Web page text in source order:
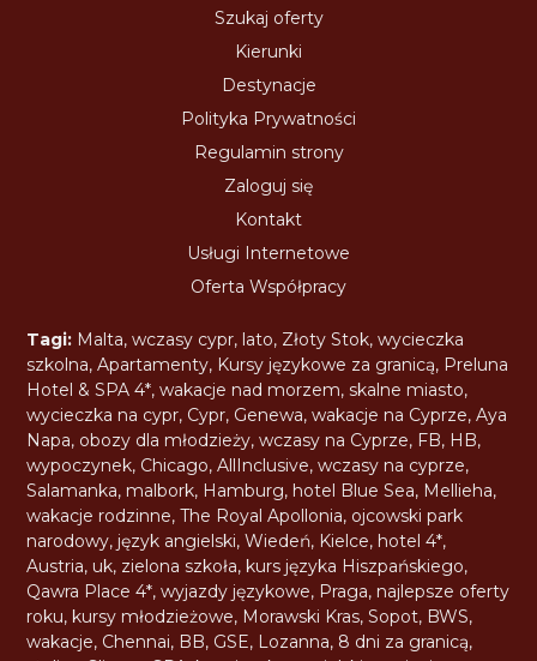
Szukaj oferty
Kierunki
Destynacje
Polityka Prywatności
Regulamin strony
Zaloguj się
Kontakt
Usługi Internetowe
Oferta Współpracy
Tagi: Malta,wczasy cypr, lato, Złoty Stok,wycieczka
szkolna,Apartamenty, Kursy językowe za granicą, Preluna
Hotel & SPA 4*,wakacje nad morzem,skalne miasto,
wycieczka na cypr, Cypr, Genewa,wakacje na Cyprze,Aya
Napa, obozy dla młodzieży,wczasy na Cyprze, FB, HB,
wypoczynek, Chicago,AllInclusive,wczasy na cyprze,
Salamanka, malbork, Hamburg, hotel Blue Sea, Mellieha,
wakacje rodzinne,The Royal Apollonia, ojcowski park
narodowy, język angielski,Wiedeń, Kielce, hotel 4*,
Austria, uk, zielona szkoła, kurs języka Hiszpańskiego,
Qawra Place 4*,wyjazdy językowe, Praga, najlepsze oferty
roku, kursy młodzieżowe, Morawski Kras,Sopot, BWS,
wakacje, Chennai, BB, GSE, Lozanna, 8 dni za granicą,